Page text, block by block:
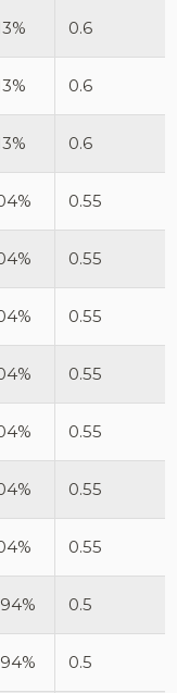
0.6
0.6
0.6
0.55
0.55
0.55
0.55
0.55
0.55
0.55
0.5
0.5